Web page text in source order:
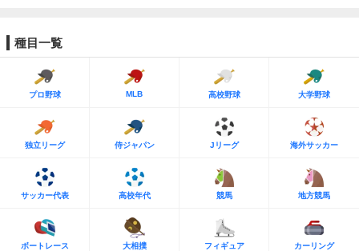
種目一覧
プロ野球 MLB 高校野球 大学野球
独立リーグ 侍ジャパン Jリーグ 海外サッカー
サッカー代表 高校年代 競馬 地方競馬
ボートレース 大相撲 フィギュア カーリング